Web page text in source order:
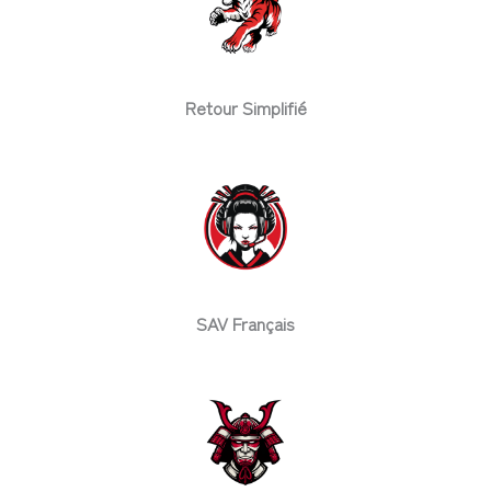
Retour Simplifié
SAV Français